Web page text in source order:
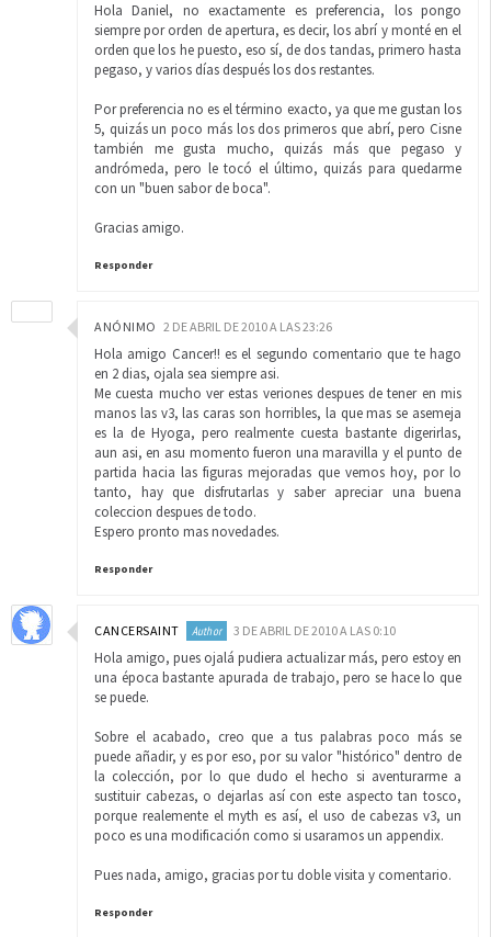
Hola Daniel, no exactamente es preferencia, los pongo
siempre por orden de apertura, es decir, los abrí y monté en el
orden que los he puesto, eso sí, de dos tandas, primero hasta
pegaso, y varios días después los dos restantes.
Por preferencia no es el término exacto, ya que me gustan los
5, quizás un poco más los dos primeros que abrí, pero Cisne
también me gusta mucho, quizás más que pegaso y
andrómeda, pero le tocó el último, quizás para quedarme
con un "buen sabor de boca".
Gracias amigo.
Responder
ANÓNIMO 2 DE ABRIL DE 2010 A LAS 23:26
Hola amigo Cancer!! es el segundo comentario que te hago
en 2 dias, ojala sea siempre asi.
Me cuesta mucho ver estas veriones despues de tener en mis
manos las v3, las caras son horribles, la que mas se asemeja
es la de Hyoga, pero realmente cuesta bastante digerirlas,
aun asi, en asu momento fueron una maravilla y el punto de
partida hacia las figuras mejoradas que vemos hoy, por lo
tanto, hay que disfrutarlas y saber apreciar una buena
coleccion despues de todo.
Espero pronto mas novedades.
Responder
CANCERSAINT 3 DE ABRIL DE 2010 A LAS 0:10
Hola amigo, pues ojalá pudiera actualizar más, pero estoy en
una época bastante apurada de trabajo, pero se hace lo que
se puede.
Sobre el acabado, creo que a tus palabras poco más se
puede añadir, y es por eso, por su valor "histórico" dentro de
la colección, por lo que dudo el hecho si aventurarme a
sustituir cabezas, o dejarlas así con este aspecto tan tosco,
porque realemente el myth es así, el uso de cabezas v3, un
poco es una modificación como si usaramos un appendix.
Pues nada, amigo, gracias por tu doble visita y comentario.
Responder